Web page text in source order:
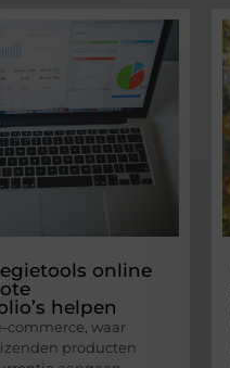
online
helpen
commerce, waar
producten